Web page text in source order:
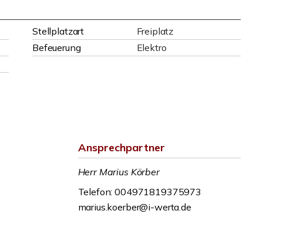
Stellplatzart
Freiplatz
Befeuerung
Elektro
Ansprechpartner
Herr Marius Körber
Telefon: 004971819375973
marius.koerber@i-werta.de